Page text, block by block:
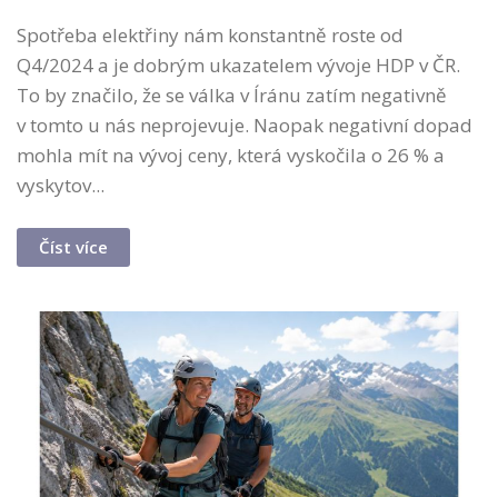
Spotřeba elektřiny nám konstantně roste od
Q4/2024 a je dobrým ukazatelem vývoje HDP v ČR.
To by značilo, že se válka v Íránu zatím negativně
v tomto u nás neprojevuje. Naopak negativní dopad
mohla mít na vývoj ceny, která vyskočila o 26 % a
vyskytov...
Číst více